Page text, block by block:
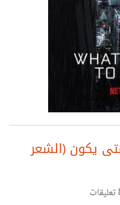
يكون (الشعر